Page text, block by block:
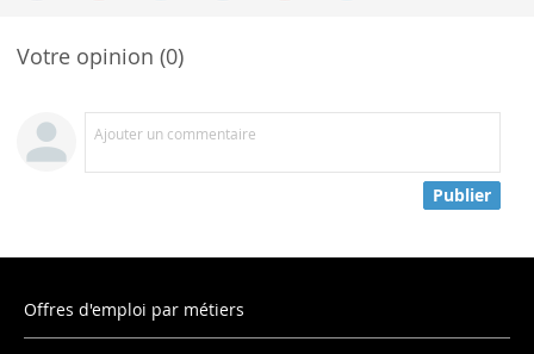
Votre opinion (0)
Ajouter un commentaire
Publier
Offres d'emploi par métiers